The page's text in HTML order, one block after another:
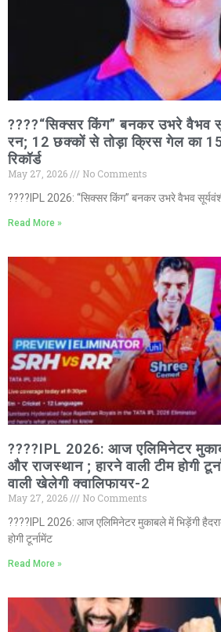
????“सिक्सर किंग” बनकर उभरे वैभव
रन; 12 छक्कों से तोड़ा क्रिस गेल का 15
रिकॉर्ड
May 27, 2026
No Comments
????IPL 2026: “सिक्सर किंग” बनकर उभरे वैभव
Read More »
????IPL 2026: आज एलिमिनेटर
और राजस्थान ; हारने वाली टीम होगी
वाली खेलेगी क्वालिफायर-2
May 27, 2026
No Comments
????IPL 2026: आज एलिमिनेटर मुकाबले में भिड़ेंगी
होगी टूर्नामेंट
Read More »